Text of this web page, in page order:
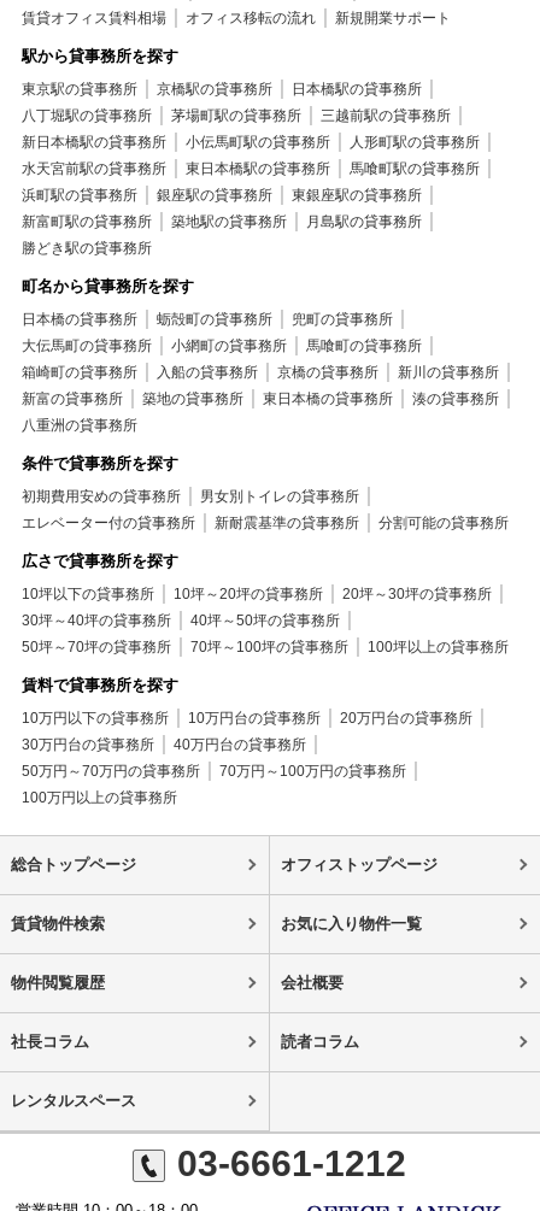
賃貸オフィス賃料相場
オフィス移転の流れ 新規開業サポート
駅から貸事務所を探す
東京駅の貸事務所 京橋駅の貸事務所
日本橋駅の貸事務所
八丁堀駅の貸事務所
茅場町駅の貸事務所
三越前駅の貸事務所
新日本橋駅の貸事務所
小伝馬町駅の貸事務所
人形町駅の貸事務所
水天宮前駅の貸事務所
東日本橋駅の貸事務所
馬喰町駅の貸事務所
浜町駅の貸事務所
銀座駅の貸事務所
東銀座駅の貸事務所
新富町駅の貸事務所
築地駅の貸事務所
月島駅の貸事務所
勝どき駅の貸事務所
町名から貸事務所を探す
日本橋の貸事務所 蛎殻町の貸事務所
兜町の貸事務所
大伝馬町の貸事務所
小網町の貸事務所
馬喰町の貸事務所
箱崎町の貸事務所
入船の貸事務所 京橋の貸事務所
新川の貸事務所
新富の貸事務所
築地の貸事務所 東日本橋の貸事務所
湊の貸事務所
八重洲の貸事務所
条件で貸事務所を探す
初期費用安めの貸事務所
男女別トイレの貸事務所
エレベーター付の貸事務所
新耐震基準の貸事務所 分割可能の貸事務所
広さで貸事務所を探す
10坪以下の貸事務所 10坪～20坪の貸事務所
20坪～30坪の貸事務所
30坪～40坪の貸事務所
40坪～50坪の貸事務所
50坪～70坪の貸事務所
70坪～100坪の貸事務所 100坪以上の貸事務所
賃料で貸事務所を探す
10万円以下の貸事務所 10万円台の貸事務所
20万円台の貸事務所
30万円台の貸事務所
40万円台の貸事務所
50万円～70万円の貸事務所
70万円～100万円の貸事務所
100万円以上の貸事務所
総合トップページ オフィストップページ
賃貸物件検索 お気に入り物件一覧
物件閲覧履歴 会社概要
社長コラム 読者コラム
レンタルスペース
03-6661-1212